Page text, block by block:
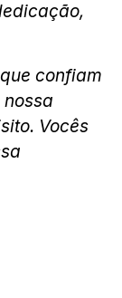
confiam
Vocês